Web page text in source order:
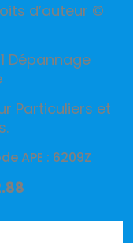
d’auteur ©
Dépannage
Particuliers et
APE : 6209Z